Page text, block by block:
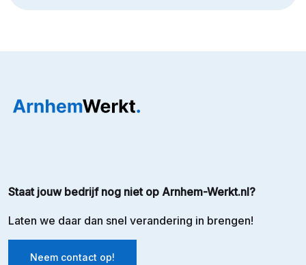
Staat jouw bedrijf nog niet op Arnhem-Werkt.nl?
Laten we daar dan snel verandering in brengen!
Neem contact op!